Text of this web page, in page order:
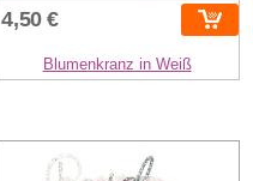
4,50 €
Blumenkranz in Weiß